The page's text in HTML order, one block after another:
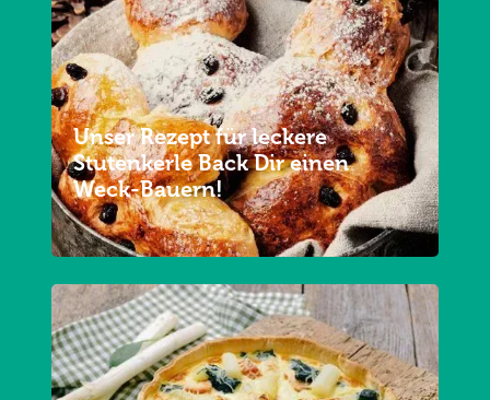
Unser Rezept für leckere
Stutenkerle Back Dir einen
Weck-Bauern!